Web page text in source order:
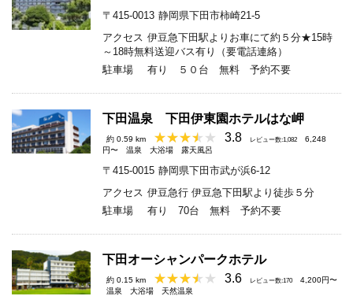
〒415-0013 静岡県下田市柿崎21-5
アクセス 伊豆急下田駅よりお車にて約５分★15時
～18時無料送迎バス有り（要電話連絡）
駐車場
有り ５０台 無料 予約不要
下田温泉 下田伊東園ホテルはな岬
約 0.59 km 3.8 レビュー数:1,082
6,248
円〜
温泉 大浴場 露天風呂
〒415-0015 静岡県下田市武が浜6-12
アクセス 伊豆急行 伊豆急下田駅より徒歩５分
駐車場
有り 70台 無料 予約不要
下田オーシャンパークホテル
約 0.15 km 3.6 レビュー数:170
4,200円〜
温泉
大浴場 天然温泉